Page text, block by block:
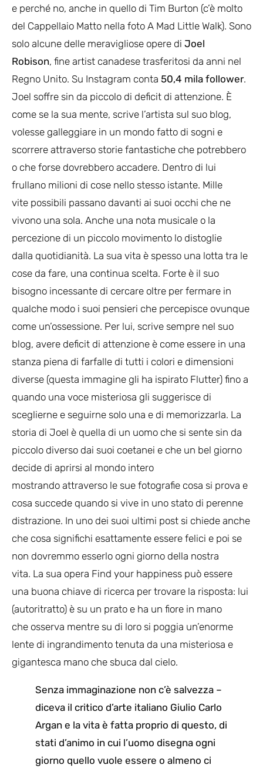
e perché no, anche in quello di Tim Burton (c’è molto
del Cappellaio Matto nella foto A Mad Little Walk). Sono
solo alcune delle meravigliose opere di Joel
Robison, fine artist canadese trasferitosi da anni nel
Regno Unito. Su Instagram conta 50,4 mila follower.
Joel soffre sin da piccolo di deficit di attenzione. È
come se la sua mente, scrive l’artista sul suo blog,
volesse galleggiare in un mondo fatto di sogni e
scorrere attraverso storie fantastiche che potrebbero
o che forse dovrebbero accadere. Dentro di lui
frullano milioni di cose nello stesso istante. Mille
vite possibili passano davanti ai suoi occhi che ne
vivono una sola. Anche una nota musicale o la
percezione di un piccolo movimento lo distoglie
dalla quotidianità. La sua vita è spesso una lotta tra le
cose da fare, una continua scelta. Forte è il suo
bisogno incessante di cercare oltre per fermare in
qualche modo i suoi pensieri che percepisce ovunque
come un’ossessione. Per lui, scrive sempre nel suo
blog, avere deficit di attenzione è come essere in una
stanza piena di farfalle di tutti i colori e dimensioni
diverse (questa immagine gli ha ispirato Flutter) fino a
quando una voce misteriosa gli suggerisce di
sceglierne e seguirne solo una e di memorizzarla. La
storia di Joel è quella di un uomo che si sente sin da
piccolo diverso dai suoi coetanei e che un bel giorno
decide di aprirsi al mondo intero
mostrando attraverso le sue fotografie cosa si prova e
cosa succede quando si vive in uno stato di perenne
distrazione. In uno dei suoi ultimi post si chiede anche
che cosa significhi esattamente essere felici e poi se
non dovremmo esserlo ogni giorno della nostra
vita. La sua opera Find your happiness può essere
una buona chiave di ricerca per trovare la risposta: lui
(autoritratto) è su un prato e ha un fiore in mano
che osserva mentre su di loro si poggia un’enorme
lente di ingrandimento tenuta da una misteriosa e
gigantesca mano che sbuca dal cielo.
Senza immaginazione non c’è salvezza –
diceva il critico d’arte italiano Giulio Carlo
Argan e la vita è fatta proprio di questo, di
stati d’animo in cui l’uomo disegna ogni
giorno quello vuole essere o almeno ci